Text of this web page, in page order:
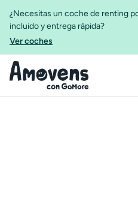
¿Necesitas un coche de renting
incluido y entrega rápida?
Ver coches